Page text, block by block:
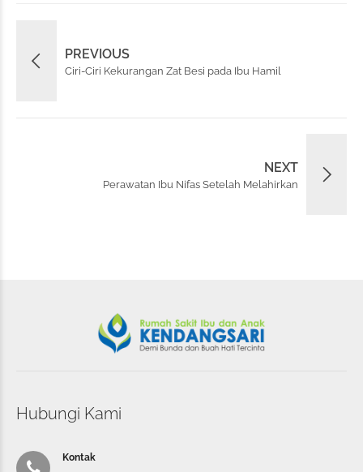
PREVIOUS
Ciri-Ciri Kekurangan Zat Besi pada Ibu Hamil
NEXT
Perawatan Ibu Nifas Setelah Melahirkan
Hubungi Kami
Kontak